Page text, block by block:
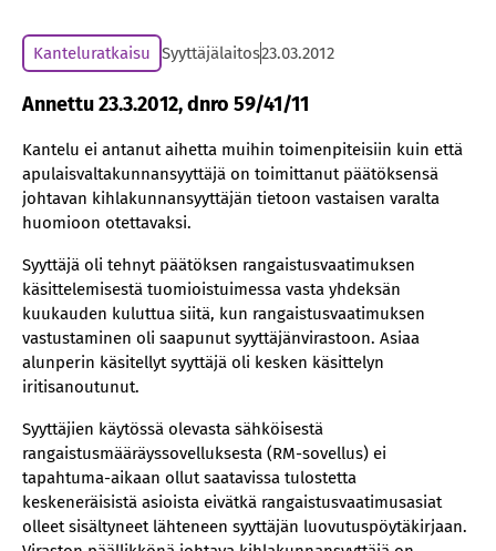
Kanteluratkaisu Syyttäjälaitos23.03.2012
Annettu 23.3.2012, dnro 59/41/11
Kantelu ei antanut aihetta muihin toimenpiteisiin kuin että
apulaisvaltakunnansyyttäjä on toimittanut päätöksensä
johtavan kihlakunnansyyttäjän tietoon vastaisen varalta
huomioon otettavaksi.
Syyttäjä oli tehnyt päätöksen rangaistusvaatimuksen
käsittelemisestä tuomioistuimessa vasta yhdeksän
kuukauden kuluttua siitä, kun rangaistusvaatimuksen
vastustaminen oli saapunut syyttäjänvirastoon. Asiaa
alunperin käsitellyt syyttäjä oli kesken käsittelyn
iritisanoutunut.
Syyttäjien käytössä olevasta sähköisestä
rangaistusmääräyssovelluksesta (RM-sovellus) ei
tapahtuma-aikaan ollut saatavissa tulostetta
keskeneräisistä asioista eivätkä rangaistusvaatimusasiat
olleet sisältyneet lähteneen syyttäjän luovutuspöytäkirjaan.